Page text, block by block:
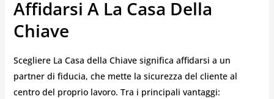
Affidarsi A La Casa Della
Chiave
Scegliere La Casa della Chiave significa affidarsi a un
partner di fiducia, che mette la sicurezza del cliente al
centro del proprio lavoro. Tra i principali vantaggi: